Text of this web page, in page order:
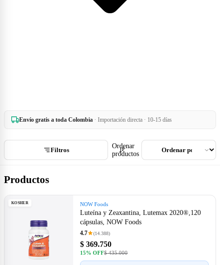
Envío gratis a toda Colombia · Importación directa · 10-15 días
Filtros
Ordenar
productos
Productos
KOSHER NOW Foods
Luteína y Zeaxantina, Lutemax 2020®,120
cápsulas, NOW Foods
4.7 (14.388)
$ 369.750
15% OFF$ 435.000